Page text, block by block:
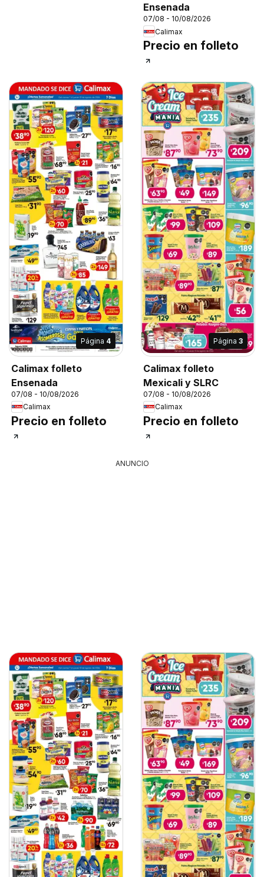
Ensenada
07/08 - 10/08/2026
Calimax
Precio en folleto
Página 4
Calimax folleto
Ensenada
07/08 - 10/08/2026
Calimax
Precio en folleto
Página 3
Calimax folleto
Mexicali y SLRC
07/08 - 10/08/2026
Calimax
Precio en folleto
ANUNCIO